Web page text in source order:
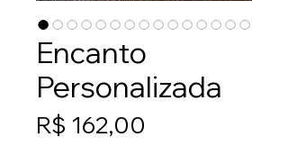
Encanto
Personalizada
R$ 162,00